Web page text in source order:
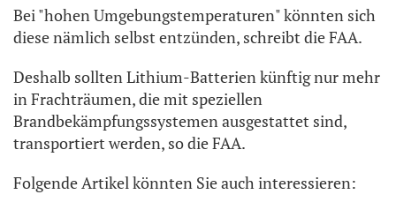
Bei "hohen Umgebungstemperaturen" könnten sich
diese nämlich selbst entzünden, schreibt die FAA.
Deshalb sollten Lithium-Batterien künftig nur mehr
in Frachträumen, die mit speziellen
Brandbekämpfungssystemen ausgestattet sind,
transportiert werden, so die FAA.
Folgende Artikel könnten Sie auch interessieren: